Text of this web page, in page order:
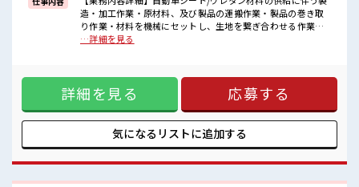
■職場の雰囲気
少人数ですぐに馴染むことができそう♪
髪型自由な職場！
休憩室で自分タイム！
のんびりスマホチェック♪
造・加工作業・原材料、及び製品の運搬作業・製品の巻き取
り作業・材料を機械にセットし、生地を繋ぎ合わせる作業
【取扱製品情報】自動車シート ■お仕事PR ≪稼ぎたい人向け
たり奇抜でなければ基本的に自由！ (規定有)≪ラクラク制服
アリ≫ 制服があるので、 毎日の服装の悩み解消♪ ≪未経験の
方も大カンゲイ≫ 新しいことにチャレンジするのは不安だけ
ど、 しっかり働く環境が整っています！ イチからスキルUP・
ステップUP目指していきましょう！ ≪自分に合った期間で働
ける≫ 福利厚生が整った派遣のお仕事です！ ■職場の雰囲気
☆ 髪型にこだわりのあるアナタは必見！ 髪型自由な職場！ 休
憩室で自分タイム！ のんびりスマホチェック♪
…詳細を見る
詳細を見る 応募する
気になるリストに追加する